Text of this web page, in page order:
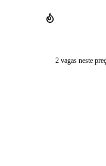
2 vagas neste